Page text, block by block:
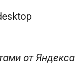
от Яндекса